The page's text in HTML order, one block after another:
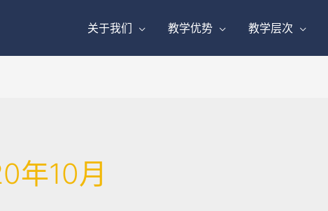
关于我们 教学优势 教学层次
年10月